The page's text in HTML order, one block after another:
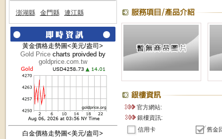
澎湖縣 金門縣 連江縣
黃金價格走勢圖<美元/盎司>
Gold Pricecharts proivded by
goldprice.com.tw
白金價格走勢圖<美元/盎司>
官方網站:
銀樓資訊:
信用卡
舊金